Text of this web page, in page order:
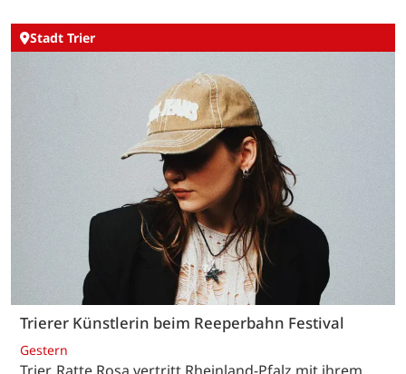
Stadt Trier
Trierer Künstlerin beim Reeperbahn Festival
Gestern